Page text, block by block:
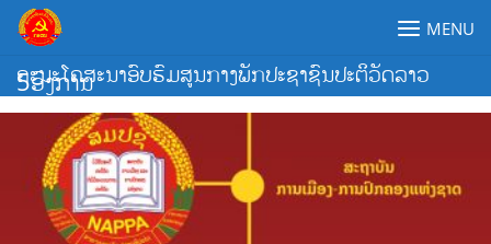
Skip
content
ຄະນະໂຄສະນາອົບຮົມສູນກາງພັກປະຊາຊົນປະຕິວັດລາວ
MENU
5ອົງການ